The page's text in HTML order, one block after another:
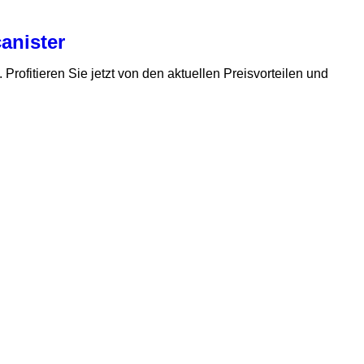
. Profitieren Sie jetzt von den aktuellen Preisvorteilen und